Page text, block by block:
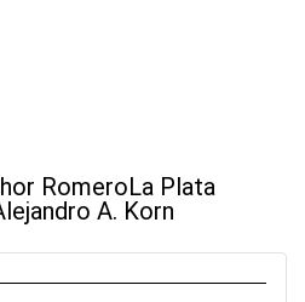
RomeroLa Plata
A. Korn